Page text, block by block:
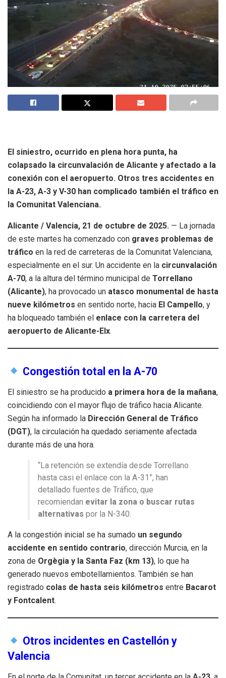
El siniestro, ocurrido en plena hora punta, ha
colapsado la circunvalación de Alicante y afectado a la
conexión con el aeropuerto. Otros tres accidentes en
la A-23, A-3 y V-30 han complicado también el tráfico en
la Comunitat Valenciana.
Alicante / Valencia, 21 de octubre de 2025. — La jornada
de este martes ha comenzado con graves problemas de
tráfico en la red de carreteras de la Comunitat Valenciana,
especialmente en el sur. Un accidente en la circunvalación
A-70, a la altura del término municipal de Torrellano
(Alicante), ha provocado un atasco monumental de hasta
nueve kilómetros en sentido norte, hacia El Campello, y
ha bloqueado también el enlace con la carretera del
aeropuerto de Alicante-Elx.
Congestión total en la A-70
El siniestro se ha producido a primera hora de la mañana,
coincidiendo con el mayor flujo de tráfico hacia Alicante.
Según ha informado la Dirección General de Tráfico
(DGT), la circulación ha quedado seriamente afectada
durante más de una hora.
“La retención se extendía desde Torrellano
hasta casi el enlace con la A-31”, han
detallado fuentes de Tráfico, que
recomiendan evitar la zona o buscar rutas
alternativas por la N-340.
A la congestión inicial se ha sumado un segundo
accidente en sentido contrario, dirección Murcia, en la
zona de Orgègia y la Santa Faz (km 13), lo que ha
generado nuevos embotellamientos. También se han
registrado colas de hasta seis kilómetros entre Bacarot
y Fontcalent.
Otros incidentes en Castellón y
Valencia